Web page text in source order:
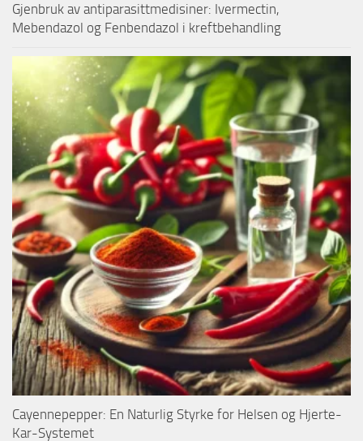
Gjenbruk av antiparasittmedisiner: Ivermectin,
Mebendazol og Fenbendazol i kreftbehandling
Cayennepepper: En Naturlig Styrke for Helsen og Hjerte-
Kar-Systemet